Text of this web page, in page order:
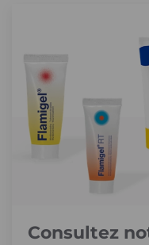
Consultez